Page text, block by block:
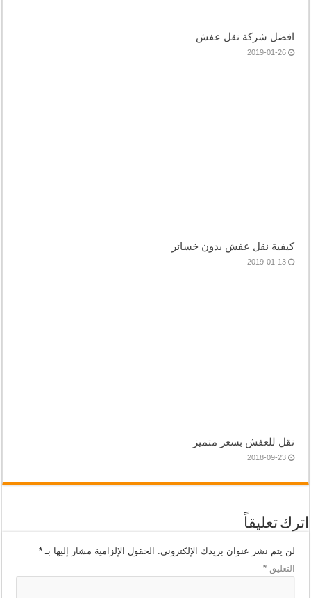
افضل شركة نقل عفش
2019-01-26
كيفية نقل عفش بدون خسائر
2019-01-13
نقل للعفش بسعر متميز
2018-09-23
اترك تعليقاً
لن يتم نشر عنوان بريدك الإلكتروني. الحقول الإلزامية مشار إليها بـ*
التعليق*